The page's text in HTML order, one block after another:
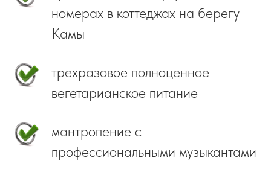
номерах в коттеджах на берегу
Камы
трехразовое полноценное
вегетарианское питание
мантропение с
профессиональными музыкантами